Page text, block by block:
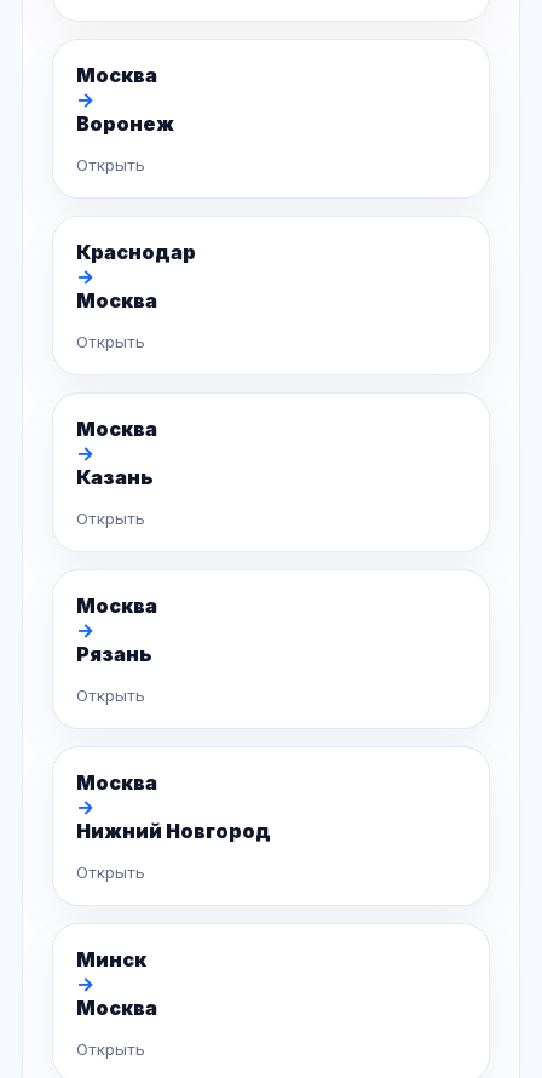
Москва
→
Воронеж
Открыть
Краснодар
→
Москва
Открыть
Москва
→
Казань
Открыть
Москва
→
Рязань
Открыть
Москва
→
Нижний Новгород
Открыть
Минск
→
Москва
Открыть